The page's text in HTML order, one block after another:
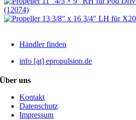
Händler finden
info [at] epropulsion.de
Über uns
Kontakt
Datenschutz
Impressum